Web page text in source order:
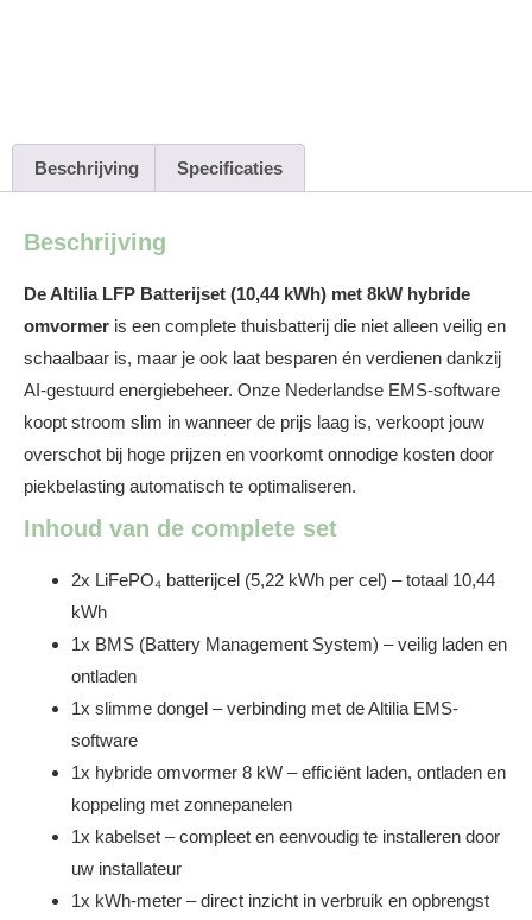
Beschrijving Specificaties
Beschrijving
De Altilia LFP Batterijset (10,44 kWh) met 8kW hybride
omvormer is een complete thuisbatterij die niet alleen veilig en
schaalbaar is, maar je ook laat besparen én verdienen dankzij
AI-gestuurd energiebeheer. Onze Nederlandse EMS-software
koopt stroom slim in wanneer de prijs laag is, verkoopt jouw
overschot bij hoge prijzen en voorkomt onnodige kosten door
piekbelasting automatisch te optimaliseren.
Inhoud van de complete set
2x LiFePO₄ batterijcel (5,22 kWh per cel) – totaal 10,44
kWh
1x BMS (Battery Management System) – veilig laden en
ontladen
1x slimme dongel – verbinding met de Altilia EMS-
software
1x hybride omvormer 8 kW – efficiënt laden, ontladen en
koppeling met zonnepanelen
1x kabelset – compleet en eenvoudig te installeren door
uw installateur
1x kWh-meter – direct inzicht in verbruik en opbrengst